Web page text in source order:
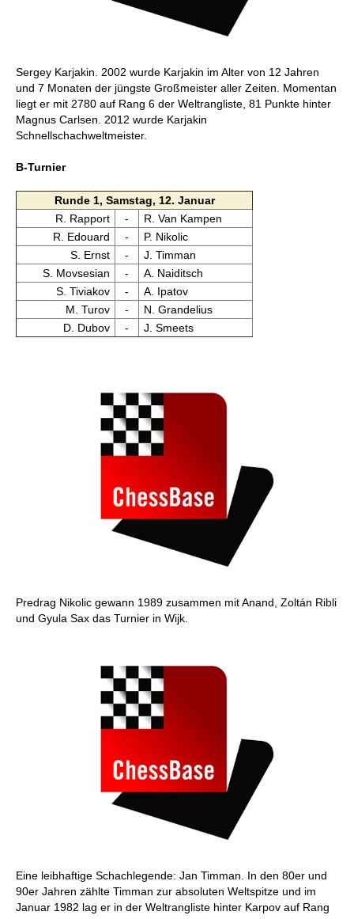
Sergey Karjakin. 2002 wurde Karjakin im Alter von 12 Jahren
und 7 Monaten der jüngste Großmeister aller Zeiten. Momentan
liegt er mit 2780 auf Rang 6 der Weltrangliste, 81 Punkte hinter
Magnus Carlsen. 2012 wurde Karjakin
Schnellschachweltmeister.
B-Turnier
Runde 1, Samstag, 12. Januar
R. Rapport
-
R. Van Kampen
R. Edouard
-
P. Nikolic
S. Ernst
-
J. Timman
S. Movsesian
-
A. Naiditsch
S. Tiviakov
-
A. Ipatov
M. Turov
-
N. Grandelius
D. Dubov
- J. Smeets
Predrag Nikolic gewann 1989 zusammen mit Anand, Zoltán Ribli
und Gyula Sax das Turnier in Wijk.
Eine leibhaftige Schachlegende: Jan Timman. In den 80er und
90er Jahren zählte Timman zur absoluten Weltspitze und im
Januar 1982 lag er in der Weltrangliste hinter Karpov auf Rang